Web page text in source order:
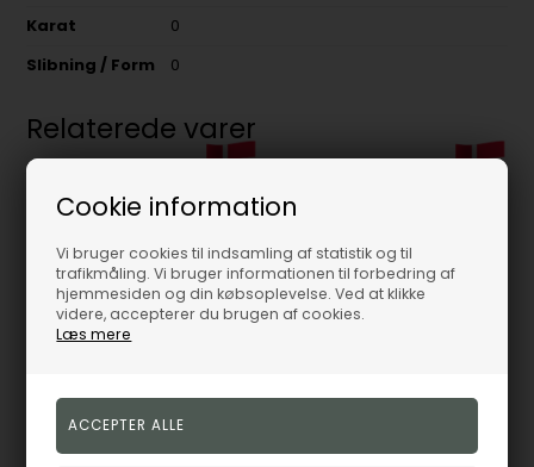
Cookie information
Vi bruger cookies til indsamling af statistik og til
trafikmåling. Vi bruger informationen til forbedring af
hjemmesiden og din købsoplevelse. Ved at klikke
videre, accepterer du brugen af cookies.
Læs mere
Karat
0
Slibning / Form
0
Relaterede varer
Rosefield forgyldt kædering